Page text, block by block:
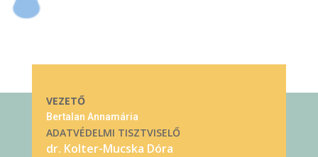
VEZETŐ
Bertalan Annamária
ADATVÉDELMI TISZTVISELŐ
dr. Kolter-Mucska Dóra